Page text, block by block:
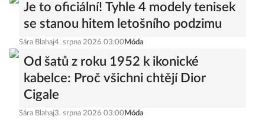
Je to oficiální! Tyhle 4 modely tenisek
se stanou hitem letošního podzimu
Sára Blahaj4. srpna 2026 03:00 Móda
Od šatů z roku 1952 k ikonické
kabelce: Proč všichni chtějí Dior
Cigale
Sára Blahaj3. srpna 2026 03:00 Móda